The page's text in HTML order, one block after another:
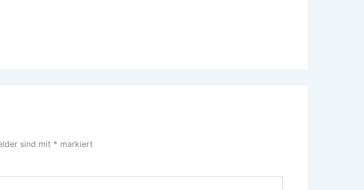
sind mit * markiert